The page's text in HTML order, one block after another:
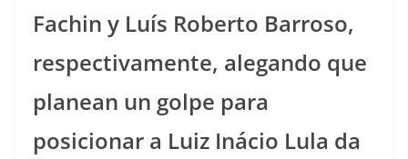
Fachin y Luís Roberto Barroso,
respectivamente, alegando que
planean un golpe para
posicionar a Luiz Inácio Lula da